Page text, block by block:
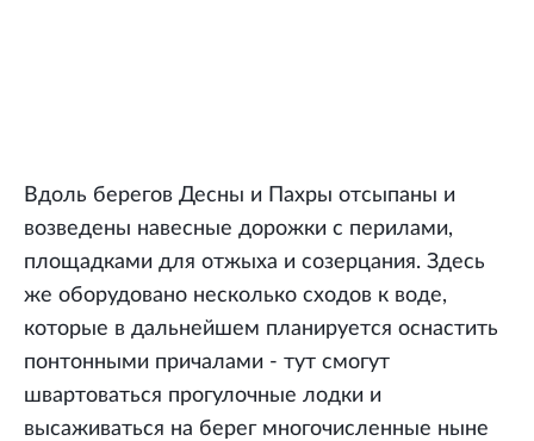
Вдоль берегов Десны и Пахры отсыпаны и
возведены навесные дорожки с перилами,
площадками для отжыха и созерцания. Здесь
же оборудовано несколько сходов к воде,
которые в дальнейшем планируется оснастить
понтонными причалами - тут смогут
швартоваться прогулочные лодки и
высаживаться на берег многочисленные ныне